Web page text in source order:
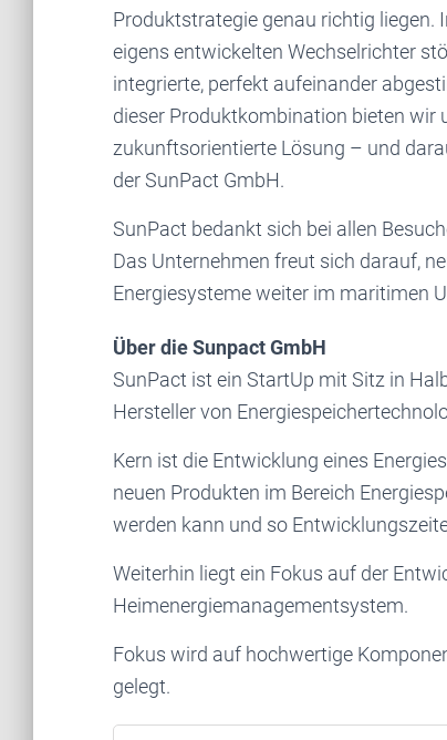
Produktstrategie genau richtig liegen.
eigens entwickelten Wechselrichter
integrierte, perfekt aufeinander
dieser Produktkombination bieten wir
zukunftsorientierte Lösung – und
der SunPact GmbH.
SunPact bedankt sich bei allen
Das Unternehmen freut sich darauf,
Energiesysteme weiter im maritimen
Über die Sunpact GmbH
SunPact ist ein StartUp mit Sitz in
Hersteller von
Kern ist die Entwicklung eines
neuen Produkten im Bereich
werden kann und so
Weiterhin liegt ein Fokus auf der
Heimenergiemanagementsystem.
Fokus wird auf hochwertige
gelegt.